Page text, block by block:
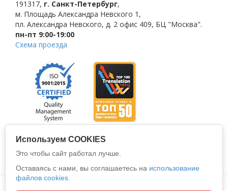
191317, г. Санкт-Петербург,
м. Площадь Александра Невского 1 ,
пл. Александра Невского, д. 2 офис 409, БЦ "Москва".
пн-пт 9:00-19:00
Схема проезда
Используем COOKIES
Это чтобы сайт работал лучше.
Оставаясь с нами, вы соглашаетесь на использование
файлов cookies.